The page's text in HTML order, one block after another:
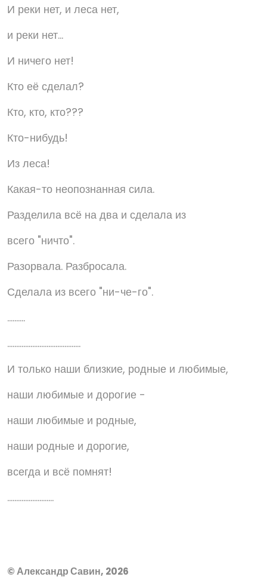
И реки нет, и леса нет,
и реки нет...
И ничего нет!
Кто её сделал?
Кто, кто, кто???
Кто-нибудь!
Из леса!
Какая-то неопознанная сила.
Разделила всё на два и сделала из
всего "ничто".
Разорвала. Разбросала.
Сделала из всего "ни-че-го".
..........
.........................................
И только наши близкие, родные и любимые,
наши любимые и дорогие -
наши любимые и родные,
наши родные и дорогие,
всегда и всё помнят!
..........................
© Александр Савин, 2026